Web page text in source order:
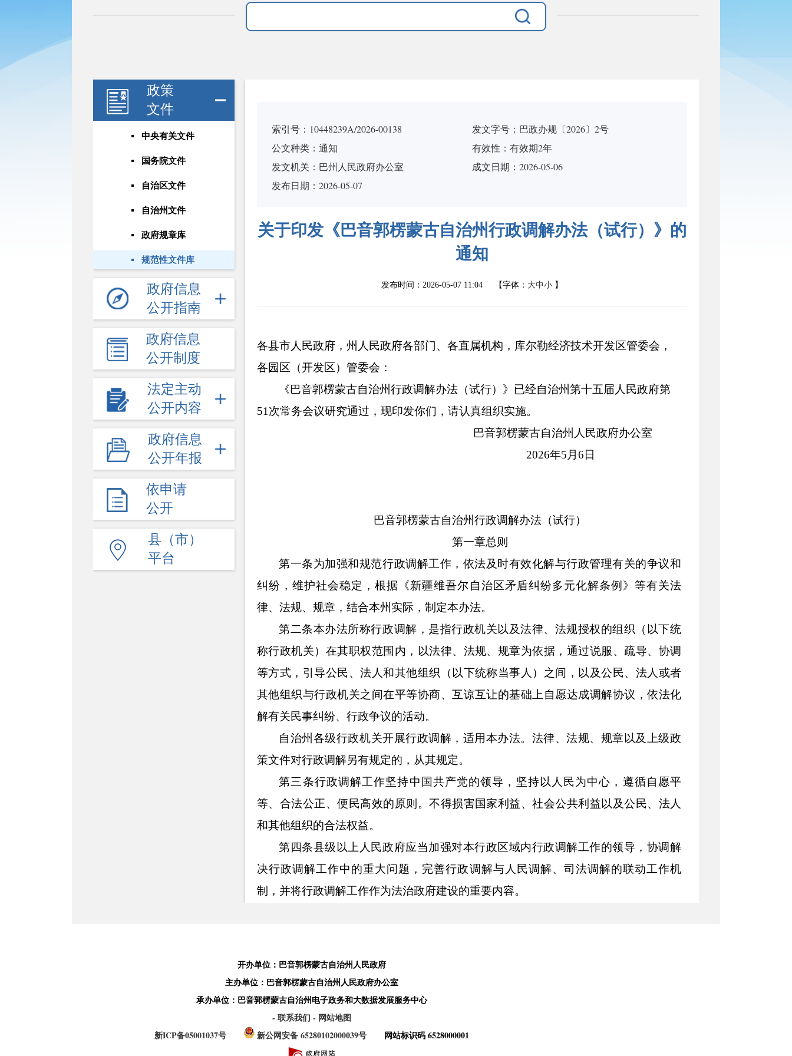
政策
文件
中央有关文件
国务院文件
自治区文件
自治州文件
政府规章库
规范性文件库
政府信息
公开指南
政府信息
公开制度
法定主动
公开内容
政府信息
公开年报
依申请
公开
县（市）
平台
索引号：10448239A/2026-00138
发文字号：巴政办规〔2026〕2号
公文种类：通知
有效性：有效期2年
发文机关：巴州人民政府办公室
成文日期： 2026-05-06
发布日期：2026-05-07
关于印发《巴音郭楞蒙古自治州行政调解办法（试行）》的
通知
发布时间： 2026-05-07 11:04 【字体： 大中小 】
各县市人民政府，州人民政府各部门、各直属机构，库尔勒经济技术开发区管委会，
各园区（开发区）管委会：
《巴音郭楞蒙古自治州行政调解办法（试行）》已经自治州第十五届人民政府第
51 次常务会议研究通过， 现印发你们，请认真组织实施。
巴音郭楞蒙古自治州人民政府办公室
2026年5 月6 日
巴音郭楞蒙古自治州行政调解办法（试行）
第一章总则
第一条为加强和规范行政调解工作，依法及时有效化解与行政管理有关的争议和
纠纷，维护社会稳定，根据《新疆维吾尔自治区矛盾纠纷多元化解条例》等有关法
律、法规、规章，结合本州实际，制定本办法。
第二条本办法所称行政调解，是指行政机关以及法律、法规授权的组织（以下统
称行政机关）在其职权范围内，以法律、法规、规章为依据，通过说服、疏导、协调
等方式，引导公民、法人和其他组织（以下统称当事人）之间，以及公民、法人或者
其他组织与行政机关之间在平等协商、互谅互让的基础上自愿达成调解协议，依法化
解有关民事纠纷、行政争议的活动。
自治州各级行政机关开展行政调解，适用本办法。法律、法规、规章以及上级政
策文件对行政调解另有规定的，从其规定。
第三条行政调解工作坚持中国共产党的领导，坚持以人民为中心，遵循自愿平
等、合法公正、便民高效的原则。不得损害国家利益、社会公共利益以及公民、法人
和其他组织的合法权益。
第四条县级以上人民政府应当加强对本行政区域内行政调解工作的领导，协调解
决行政调解工作中的重大问题，完善行政调解与人民调解、司法调解的联动工作机
制，并将行政调解工作作为法治政府建设的重要内容。
第五条行政机关开展行政调解工作，不得向当事人收取任何费用；不得影响行政
机关依法履行行政管理职责；不得以行政调解代替行政执法活动；不得因调解而阻止
当事人依法通过仲裁、行政、司法等途径维护自己的权利。
开办单位：巴音郭楞蒙古自治州人民政府
主办单位：巴音郭楞蒙古自治州人民政府办公室
承办单位：巴音郭楞蒙古自治州电子政务和大数据发展服务中心
- 联系我们- 网站地图
新ICP备05001037号
新公网安备 65280102000039号 网站标识码 6528000001